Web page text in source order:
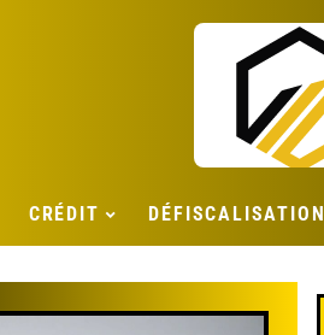
CRÉDIT DÉFISCALISATION